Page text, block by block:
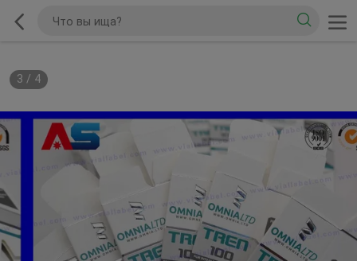
3 / 4